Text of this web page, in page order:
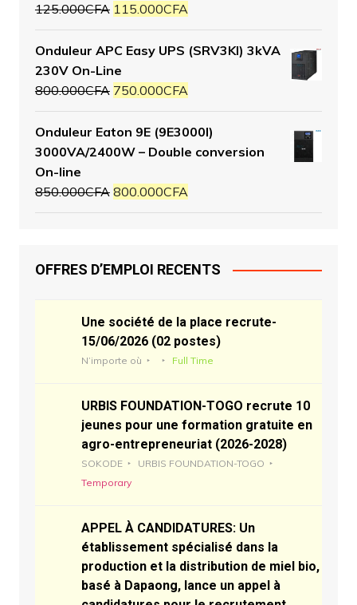
125.000CFA 115.000CFA
Onduleur APC Easy UPS (SRV3KI) 3kVA
230V On-Line
800.000CFA 750.000CFA
Onduleur Eaton 9E (9E3000I)
3000VA/2400W – Double conversion
On-line
850.000CFA 800.000CFA
OFFRES D’EMPLOI RECENTS
Une société de la place recrute-
15/06/2026 (02 postes)
N’importe où Full Time
URBIS FOUNDATION-TOGO recrute 10
jeunes pour une formation gratuite en
agro-entrepreneuriat (2026-2028)
SOKODE
URBIS FOUNDATION-TOGO
Temporary
APPEL À CANDIDATURES: Un
établissement spécialisé dans la
production et la distribution de miel bio,
basé à Dapaong, lance un appel à